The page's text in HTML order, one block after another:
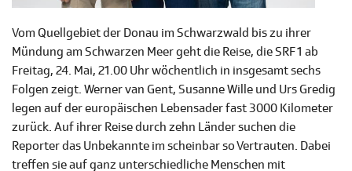
Vom Quellgebiet der Donau im Schwarzwald bis zu ihrer
Mündung am Schwarzen Meer geht die Reise, die SRF 1 ab
Freitag, 24. Mai, 21.00 Uhr wöchentlich in insgesamt sechs
Folgen zeigt. Werner van Gent, Susanne Wille und Urs Gredig
legen auf der europäischen Lebensader fast 3000 Kilometer
zurück. Auf ihrer Reise durch zehn Länder suchen die
Reporter das Unbekannte im scheinbar so Vertrauten. Dabei
treffen sie auf ganz unterschiedliche Menschen mit